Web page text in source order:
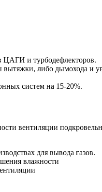
и турбодефлекторов.
вытяжки, либо дымохода и
систем на 15-20%.
вентиляции
для вывода газов.
влажности